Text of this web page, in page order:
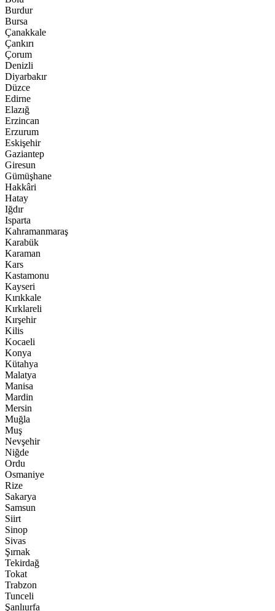
Burdur
Bursa
Çanakkale
Çankırı
Çorum
Denizli
Diyarbakır
Düzce
Edirne
Elazığ
Erzincan
Erzurum
Eskişehir
Gaziantep
Giresun
Gümüşhane
Hakkâri
Hatay
Iğdır
Isparta
Kahramanmaraş
Karabük
Karaman
Kars
Kastamonu
Kayseri
Kırıkkale
Kırklareli
Kırşehir
Kilis
Kocaeli
Konya
Kütahya
Malatya
Manisa
Mardin
Mersin
Muğla
Muş
Nevşehir
Niğde
Ordu
Osmaniye
Rize
Sakarya
Samsun
Siirt
Sinop
Sivas
Şırnak
Tekirdağ
Tokat
Trabzon
Tunceli
Şanlıurfa